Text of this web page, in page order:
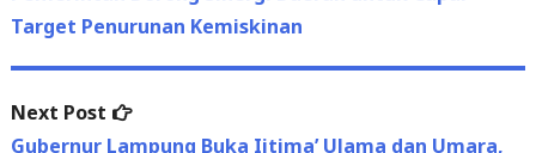
navigation
Target Penurunan Kemiskinan
Next Post
Next
post:
Gubernur Lampung Buka Ijtima’ Ulama dan Umara,